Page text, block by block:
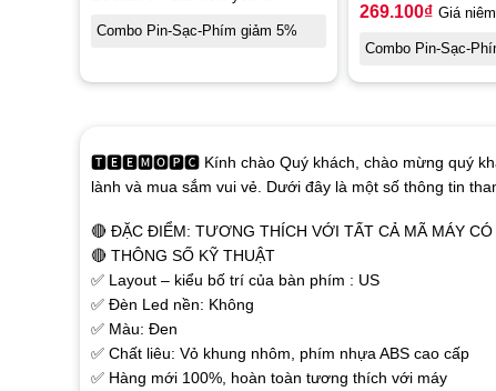
Combo Pin-Sạc-Phím giảm 5%
269.100₫ Giá
Combo Pin-Sạc-
🆃🅴🅴🅼🅾🅿🅲 Kính chào Quý khách, chào mừng quý
lành và mua sắm vui vẻ. Dưới đây là một số thông tin
🔴 ĐẶC ĐIỂM: TƯƠNG THÍCH VỚI TẤT CẢ MÃ MÁY CÓ
🔴 THÔNG SỐ KỸ THUẬT
✅ Layout – kiểu bố trí của bàn phím : US
✅ Đèn Led nền: Không
✅ Màu: Đen
✅ Chất liêu: Vỏ khung nhôm, phím nhựa ABS cao cấp
✅ Hàng mới 100%, hoàn toàn tương thích với máy